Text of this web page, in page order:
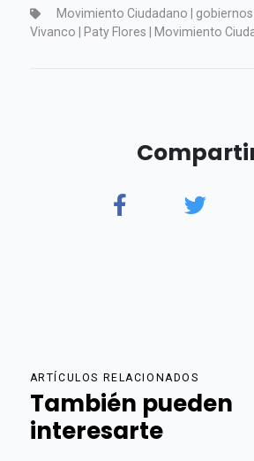
Movimiento Ciudadano |
Vivanco | Paty Flores | Movimiento
ARTÍCULOS RELACIONADOS
También pueden
interesarte